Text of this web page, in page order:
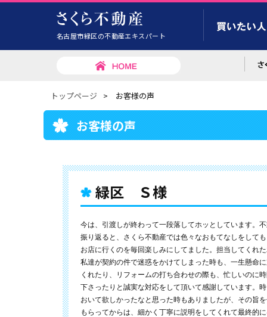
名古屋市緑区の不動産エキスパート
トップページ > お客様の声
お客様の声
緑区 Ｓ様
今は、引渡しが終わって一段落してホッとしています。
振り返ると、さくら不動産では色々なおもてなしをして
お店に行くのを毎回楽しみにしてました。担当してくれ
私達が契約の件で迷惑をかけてしまった時も、一生懸命
くれたり、リフォームの打ち合わせの際も、忙しいのに
下さったりと誠実な対応をして頂いて感謝しています。
おいて欲しかったなと思った時もありましたが、その旨
もらってからは、細かく丁寧に説明をしてくれて最終的